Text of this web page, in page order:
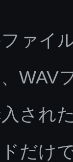
ファイ
され
だけ